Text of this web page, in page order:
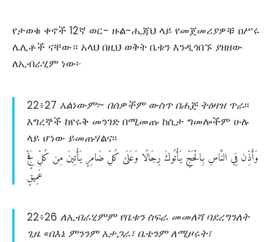
የታወቁ ቀኖች 12ኛ ወር- ዙል-ሒጃህ ላይ የመጀመሪያዎቹ ዐሥሩ
ሌሊቶች ናቸው። አላህ በዚህ ወቅት ቤቱን እንዲጎበኙ ያዘዘው
ለኢብራሂም ነው፦
22፥27 አልነውም፡- በሰዎችም ውስጥ በሐጅ ትዕዛዝ ጥራ፡፡
እግረኞች ከየሩቅ መንገድ በሚመጡ ከሲታ ግመሎችም ሁሉ
ላይ ሆነው ይመጡሃልና፡፡
وَأَذِّنفِيالنَّاسِبِالْحَجِّيَأْتُوكَرِجَالًاوَعَلَىٰكُلِّضَامِرٍيَأْتِينَمِنكُلِّفَجٍّ
عَمِيقٍ
22፥26 ለኢብራሂምም የቤቱን ስፍራ መመለሻ ባደረግንለት
ጊዜ «በእኔ ምንንም አታጋራ፣ ቤቴንም ለሚዞሩት፣